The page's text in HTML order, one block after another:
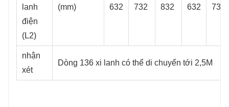
lanh
điện
(L2)
(mm) 632 732 832 632 732
nhận
xét
Dòng 136 xi lanh có thể di chuyển tới 2,5M